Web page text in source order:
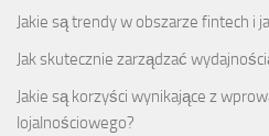
Jakie są trendy w obszarze fintech i
Jak skutecznie zarządzać
Jakie są korzyści wynikające z
lojalnościowego?